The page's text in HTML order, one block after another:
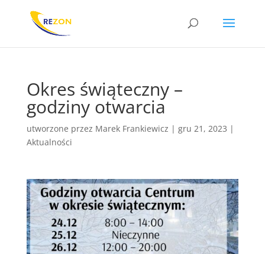
Okres świąteczny –
godziny otwarcia
utworzone przez Marek Frankiewicz | gru 21, 2023 |
Aktualności